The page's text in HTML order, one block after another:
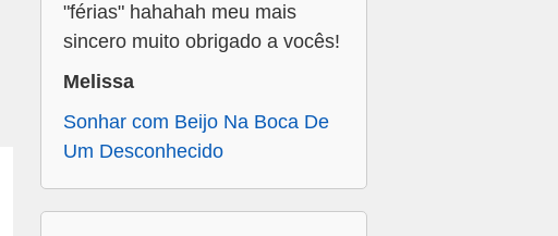
"férias" hahahah meu mais
sincero muito obrigado a vocês!
Melissa
Sonhar com Beijo Na Boca De
Um Desconhecido